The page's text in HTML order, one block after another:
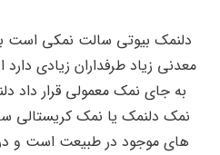
دلنمک بیوتی سالت نمکی است
معدنی زیاد طرفداران زیادی
به جای نمک معمولی قرار
نمک دلنمک یا نمک کریستالی
های موجود در طبیعت است و